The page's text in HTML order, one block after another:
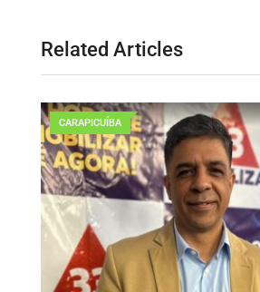
Related Articles
CARAPICUÍBA